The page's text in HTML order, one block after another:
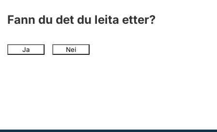
Fann du det du leita etter?
Ja Nei